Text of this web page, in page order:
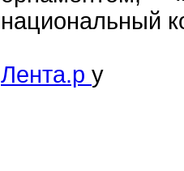
национальный
Лента.р у